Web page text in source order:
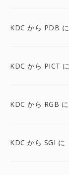
KDC から PDB に
KDC から PICT に
KDC から RGB に
KDC から SGI に